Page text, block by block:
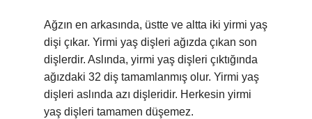
Ağzın en arkasında, üstte ve altta iki yirmi yaş
dişi çıkar. Yirmi yaş dişleri ağızda çıkan son
dişlerdir. Aslında, yirmi yaş dişleri çıktığında
ağızdaki 32 diş tamamlanmış olur. Yirmi yaş
dişleri aslında azı dişleridir. Herkesin yirmi
yaş dişleri tamamen düşemez.